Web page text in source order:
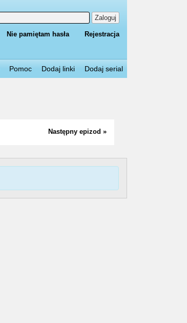
Zaloguj
Nie pamiętam hasła Rejestracja
Pomoc Dodaj linki Dodaj serial
Następny epizod »